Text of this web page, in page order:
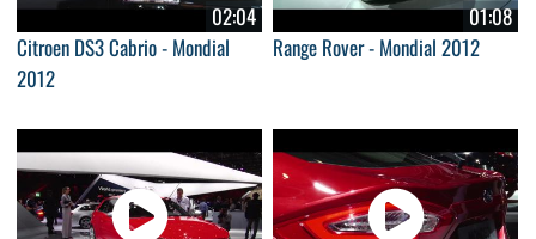
02:04
Citroen DS3 Cabrio - Mondial
2012
01:08
Range Rover - Mondial 2012